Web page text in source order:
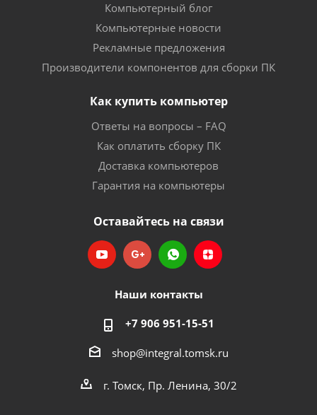
Компьютерный блог
Компьютерные новости
Рекламные предложения
Производители компонентов для сборки ПК
Как купить компьютер
Ответы на вопросы – FAQ
Как оплатить сборку ПК
Доставка компьютеров
Гарантия на компьютеры
Оставайтесь на связи
Наши контакты
+7 906 951-15-51
shop@integral.tomsk.ru
г. Томск, Пр. Ленина, 30/2